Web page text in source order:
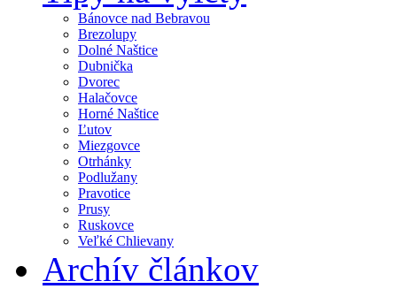
Bánovce nad Bebravou
Brezolupy
Dolné Naštice
Dubnička
Dvorec
Halačovce
Horné Naštice
Ľutov
Miezgovce
Otrhánky
Podlužany
Pravotice
Prusy
Ruskovce
Veľké Chlievany
Archív článkov